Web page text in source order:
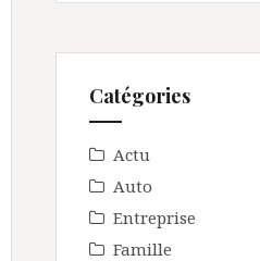
Catégories
Actu
Auto
Entreprise
Famille